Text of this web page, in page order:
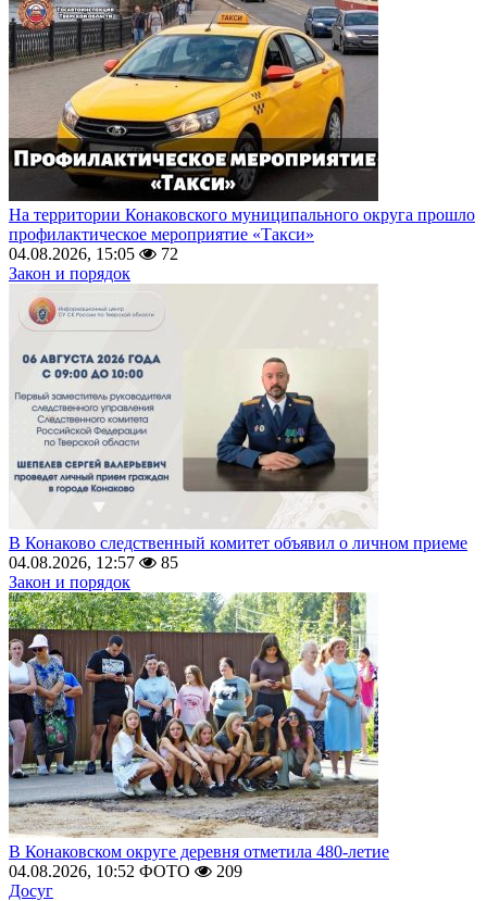
На территории Конаковского муниципального округа прошло
профилактическое мероприятие «Такси»
04.08.2026, 15:05
72
Закон и порядок
В Конаково следственный комитет объявил о личном приеме
04.08.2026, 12:57
85
Закон и порядок
В Конаковском округе деревня отметила 480-летие
04.08.2026, 10:52 ФОТО
209
Досуг